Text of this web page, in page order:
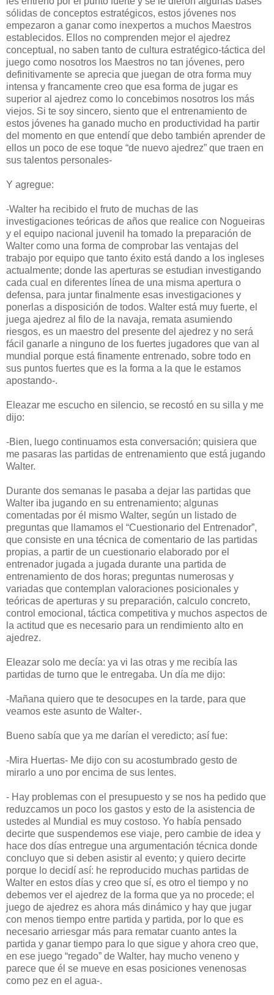
sólidas de conceptos estratégicos, estos jóvenes nos
empezaron a ganar como inexpertos a muchos Maestros
establecidos. Ellos no comprenden mejor el ajedrez
conceptual, no saben tanto de cultura estratégico-táctica del
juego como nosotros los Maestros no tan jóvenes, pero
definitivamente se aprecia que juegan de otra forma muy
intensa y francamente creo que esa forma de jugar es
superior al ajedrez como lo concebimos nosotros los más
viejos. Si te soy sincero, siento que el entrenamiento de
estos jóvenes ha ganado mucho en productividad ha partir
del momento en que entendí que debo también aprender de
ellos un poco de ese toque “de nuevo ajedrez” que traen en
sus talentos personales-
Y agregue:
-Walter ha recibido el fruto de muchas de las
investigaciones teóricas de años que realice con Nogueiras
y el equipo nacional juvenil ha tomado la preparación de
Walter como una forma de comprobar las ventajas del
trabajo por equipo que tanto éxito está dando a los ingleses
actualmente; donde las aperturas se estudian investigando
cada cual en diferentes línea de una misma apertura o
defensa, para juntar finalmente esas investigaciones y
ponerlas a disposición de todos. Walter está muy fuerte, el
juega ajedrez al filo de la navaja, remata asumiendo
riesgos, es un maestro del presente del ajedrez y no será
fácil ganarle a ninguno de los fuertes jugadores que van al
mundial porque está finamente entrenado, sobre todo en
sus puntos fuertes que es la forma a la que le estamos
apostando-.
Eleazar me escucho en silencio, se recostó en su silla y me
dijo:
-Bien, luego continuamos esta conversación; quisiera que
me pasaras las partidas de entrenamiento que está jugando
Walter.
Durante dos semanas le pasaba a dejar las partidas que
Walter iba jugando en su entrenamiento; algunas
comentadas por él mismo Walter, según un listado de
preguntas que llamamos el “Cuestionario del Entrenador”,
que consiste en una técnica de comentario de las partidas
propias, a partir de un cuestionario elaborado por el
entrenador jugada a jugada durante una partida de
entrenamiento de dos horas; preguntas numerosas y
variadas que contemplan valoraciones posicionales y
teóricas de aperturas y su preparación, calculo concreto,
control emocional, táctica competitiva y muchos aspectos de
la actitud que es necesario para un rendimiento alto en
ajedrez.
Eleazar solo me decía: ya vi las otras y me recibía las
partidas de turno que le entregaba. Un día me dijo:
-Mañana quiero que te desocupes en la tarde, para que
veamos este asunto de Walter-.
Bueno sabía que ya me darían el veredicto; así fue:
-Mira Huertas- Me dijo con su acostumbrado gesto de
mirarlo a uno por encima de sus lentes.
- Hay problemas con el presupuesto y se nos ha pedido que
reduzcamos un poco los gastos y esto de la asistencia de
ustedes al Mundial es muy costoso. Yo había pensado
decirte que suspendemos ese viaje, pero cambie de idea y
hace dos días entregue una argumentación técnica donde
concluyo que si deben asistir al evento; y quiero decirte
porque lo decidí así: he reproducido muchas partidas de
Walter en estos días y creo que sí, es otro el tiempo y no
debemos ver el ajedrez de la forma que ya no procede; el
juego de ajedrez es ahora más dinámico y hay que jugar
con menos tiempo entre partida y partida, por lo que es
necesario arriesgar más para rematar cuanto antes la
partida y ganar tiempo para lo que sigue y ahora creo que,
en ese juego “regado” de Walter, hay mucho veneno y
parece que él se mueve en esas posiciones venenosas
como pez en el agua-.